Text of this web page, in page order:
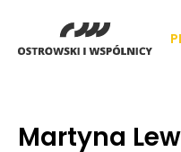
Martyna